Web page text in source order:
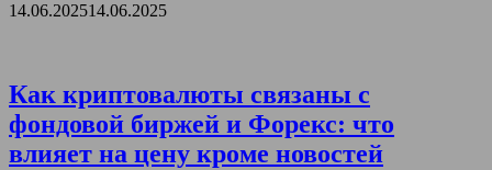
14.06.202514.06.2025
Как криптовалюты связаны с
фондовой биржей и Форекс: что
влияет на цену кроме новостей